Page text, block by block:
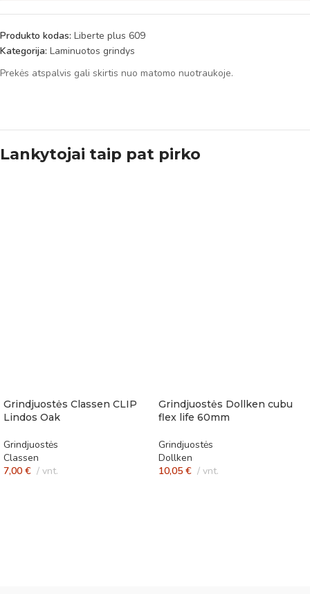
Produkto kodas: Liberte plus 609
Kategorija: Laminuotos grindys
Prekės atspalvis gali skirtis nuo matomo nuotraukoje.
Lankytojai taip pat pirko
Grindjuostės Classen CLIP
Lindos Oak
Grindjuostės
Classen
7,00 € vnt.
Grindjuostės Dollken cubu
flex life 60mm
Grindjuostės
Dollken
10,05 € vnt.